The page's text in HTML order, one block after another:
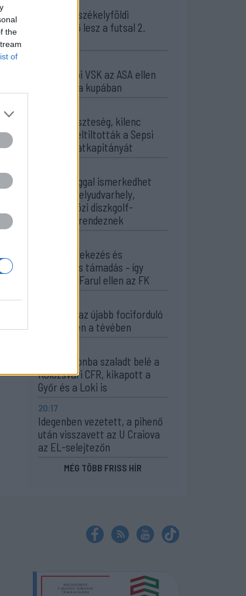
the
of
Egyetlen székelyföldi
résztvevő lesz a futsal 2.
A Gyergyói VSK az ASA ellen
folytatja a kupában
Súlyos veszteség, kilenc
hónapra eltiltották a Sepsi
OSK csapatkapitányát
Új sportággal ismerkedhet
meg Székelyudvarhely,
nemzetközi diszkgolf-
versenyt rendeznek
Stabil védekezés és
céltudatos támadás – így
készült a Farul ellen az FK
Kezdődik az újabb fociforduló
– pénteken a tévében
Nagy pofonba szaladt belé a
Kolozsvári CFR, kikapott a
Győr és a Loki is
20:17
Idegenben vezetett, a pihenő
után visszavett az U Craiova
az EL-selejtezőn
MÉG TÖBB FRISS HÍR